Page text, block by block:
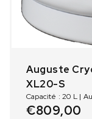
Auguste
XL20-S
Capacité : 20 L |
€809,00